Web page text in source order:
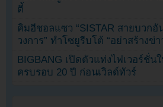
ตี้
คิมฮีชอลแซว “SISTAR สายบวกอั
วงการ” ทำโซยูรีบโต้ “อย่าสร้างข่า
BIGBANG เปิดตัวแท่งไฟเวอร์ชั่น
ครบรอบ 20 ปี ก่อนเวิลด์ทัวร์